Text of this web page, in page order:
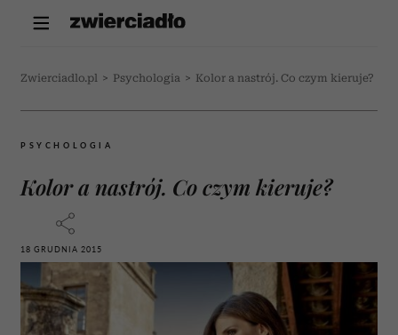
Zwierciadlo.pl > Psychologia > Kolor a nastrój. Co czym kieruje?
PSYCHOLOGIA
Kolor a nastrój. Co czym kieruje?
18 GRUDNIA 2015